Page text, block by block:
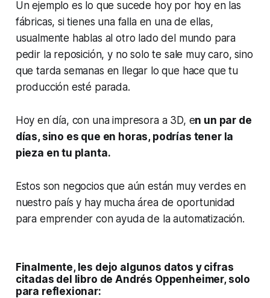
Un ejemplo es lo que sucede hoy por hoy en las
fábricas, si tienes una falla en una de ellas,
usualmente hablas al otro lado del mundo para
pedir la reposición, y no solo te sale muy caro, sino
que tarda semanas en llegar lo que hace que tu
producción esté parada.
Hoy en día, con una impresora a 3D, en un par de
días, sino es que en horas, podrías tener la
pieza en tu planta.
Estos son negocios que aún están muy verdes en
nuestro país y hay mucha área de oportunidad
para emprender con ayuda de la automatización.
Finalmente, les dejo algunos datos y cifras
citadas del libro de Andrés Oppenheimer, solo
para reflexionar: